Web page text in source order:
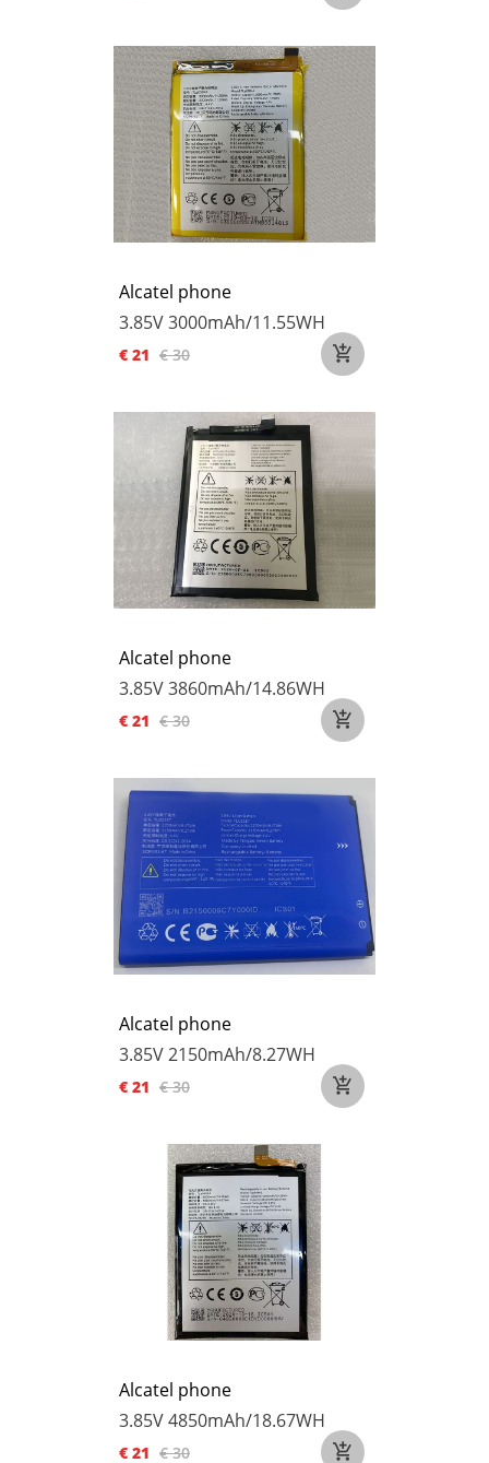
Alcatel phone
3.85V3000mAh/11.55WH
€ 21 € 30
Alcatel phone
3.85V3860mAh/14.86WH
€ 21 € 30
Alcatel phone
3.85V2150mAh/8.27WH
€ 21 € 30
Alcatel phone
3.85V4850mAh/18.67WH
€ 21 € 30